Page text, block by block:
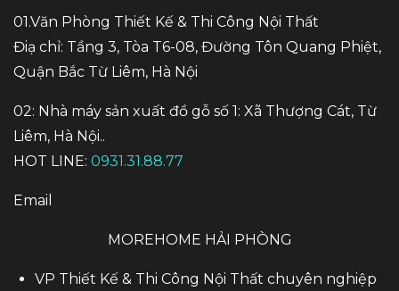
01.Văn Phòng Thiết Kế & Thi Công Nội Thất
Điạ chỉ: Tầng 3, Tòa T6-08, Đường Tôn Quang Phiệt,
Quận Bắc Từ Liêm, Hà Nội
02: Nhà máy sản xuất đồ gỗ số 1: Xã Thượng Cát, Từ
Liêm, Hà Nội..
HOT LINE: 0931.31.88.77
Email
MOREHOME HẢI PHÒNG
VP Thiết Kế & Thi Công Nội Thất chuyên nghiệp